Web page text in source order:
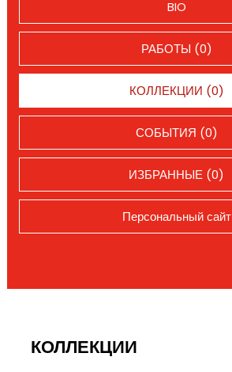
BIO
РАБОТЫ (0)
КОЛЛЕКЦИИ (0)
СОБЫТИЯ (0)
ИЗБРАННЫЕ (0)
Персональный сайт
КОЛЛЕКЦИИ